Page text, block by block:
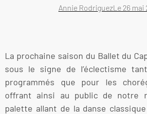
Annie RodriguezLe 26 mai
La prochaine saison du Ballet du
sous le signe de l’éclectisme
programmés que pour les
offrant ainsi au public de notre
palette allant de la danse